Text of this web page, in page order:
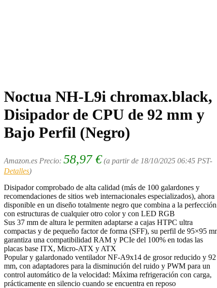
Noctua NH-L9i chromax.black,
Disipador de CPU de 92 mm y
Bajo Perfil (Negro)
Amazon.es Precio: 58,97 € (a partir de 18/10/2025 06:45 PST-
Detalles)
Disipador comprobado de alta calidad (más de 100 galardones y
recomendaciones de sitios web internacionales especializados), ahora
disponible en un diseño totalmente negro que combina a la perfección
con estructuras de cualquier otro color y con LED RGB
Sus 37 mm de altura le permiten adaptarse a cajas HTPC ultra
compactas y de pequeño factor de forma (SFF), su perfil de 95×95
garantiza una compatibilidad RAM y PCIe del 100% en todas las
placas base ITX, Micro-ATX y ATX
Popular y galardonado ventilador NF-A9x14 de grosor reducido y 92
mm, con adaptadores para la disminución del ruido y PWM para un
control automático de la velocidad: Máxima refrigeración con carga,
prácticamente en silencio cuando se encuentra en reposo